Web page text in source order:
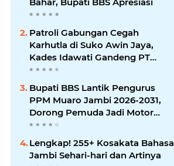
Patroli Gabungan Cegah
Karhutla di Suko Awin Jaya,
Kades Idawati Gandeng PT
BBB-S, TNI dan BPD
Bupati BBS Lantik Pengurus
PPM Muaro Jambi 2026-2031,
Dorong Pemuda Jadi Motor
Perubahan
Lengkap! 255+ Kosakata Bahasa
Jambi Sehari-hari dan Artinya